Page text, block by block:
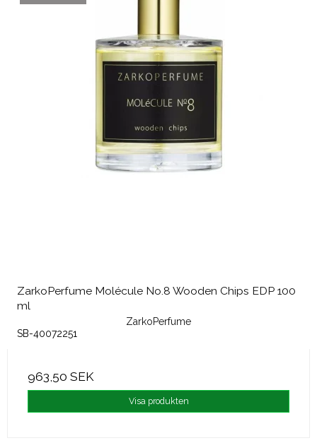
ZarkoPerfume Molécule No.8 Wooden Chips EDP 100
ml
ZarkoPerfume
SB-40072251
963,50 SEK
Visa produkten